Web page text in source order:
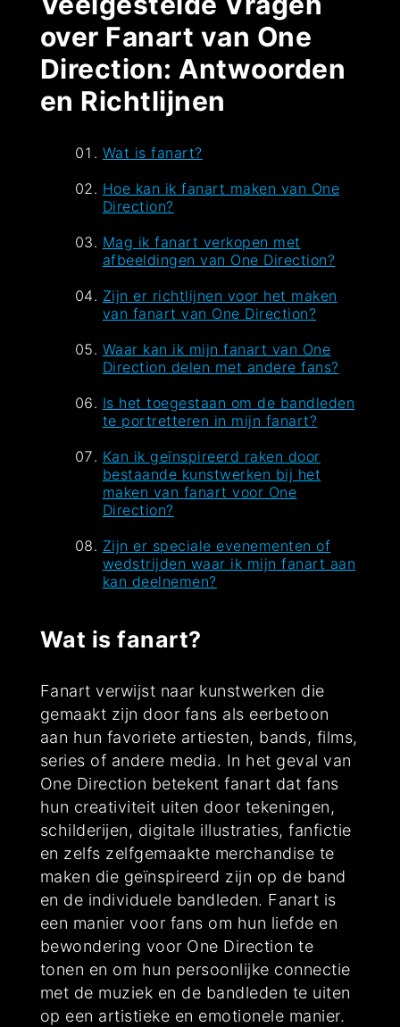
over Fanart van One
Direction: Antwoorden
en Richtlijnen
Wat is fanart?
Hoe kan ik fanart maken van One
Direction?
Mag ik fanart verkopen met
afbeeldingen van One Direction?
Zijn er richtlijnen voor het maken
van fanart van One Direction?
Waar kan ik mijn fanart van One
Direction delen met andere fans?
Is het toegestaan om de bandleden
te portretteren in mijn fanart?
Kan ik geïnspireerd raken door
bestaande kunstwerken bij het
maken van fanart voor One
Direction?
Zijn er speciale evenementen of
wedstrijden waar ik mijn fanart aan
kan deelnemen?
Wat is fanart?
Fanart verwijst naar kunstwerken die
gemaakt zijn door fans als eerbetoon
aan hun favoriete artiesten, bands, films,
series of andere media. In het geval van
One Direction betekent fanart dat fans
hun creativiteit uiten door tekeningen,
schilderijen, digitale illustraties, fanfictie
en zelfs zelfgemaakte merchandise te
maken die geïnspireerd zijn op de band
en de individuele bandleden. Fanart is
een manier voor fans om hun liefde en
bewondering voor One Direction te
tonen en om hun persoonlijke connectie
met de muziek en de bandleden te uiten
op een artistieke en emotionele manier.